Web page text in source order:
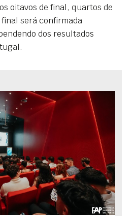
oitavos de final, quartos de
será confirmada
dos resultados